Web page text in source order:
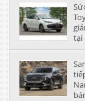
tại